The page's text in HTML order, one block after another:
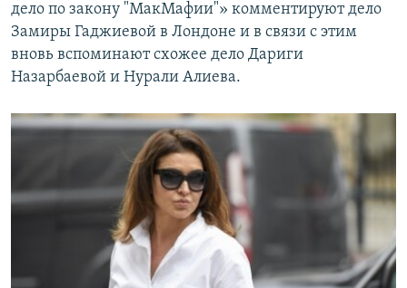
дело по закону "МакМафии"» комментируют дело
Замиры Гаджиевой в Лондоне и в связи с этим
вновь вспоминают схожее дело Дариги
Назарбаевой и Нурали Алиева.